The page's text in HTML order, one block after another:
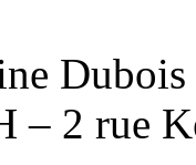
– 2 rue